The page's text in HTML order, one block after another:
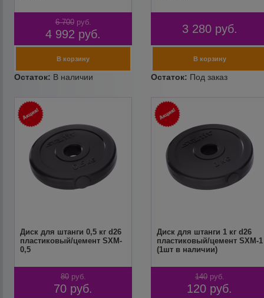
6 700 руб.
4 992 руб. 3 280 руб.
Диск для штанги 0,5 кг d26
пластиковый/цемент SXM-
0,5
80 руб.
70 руб.
Диск для штанги 1 кг d26
пластиковый/цемент SXM-1
(1шт в наличии)
140 руб.
120 руб.